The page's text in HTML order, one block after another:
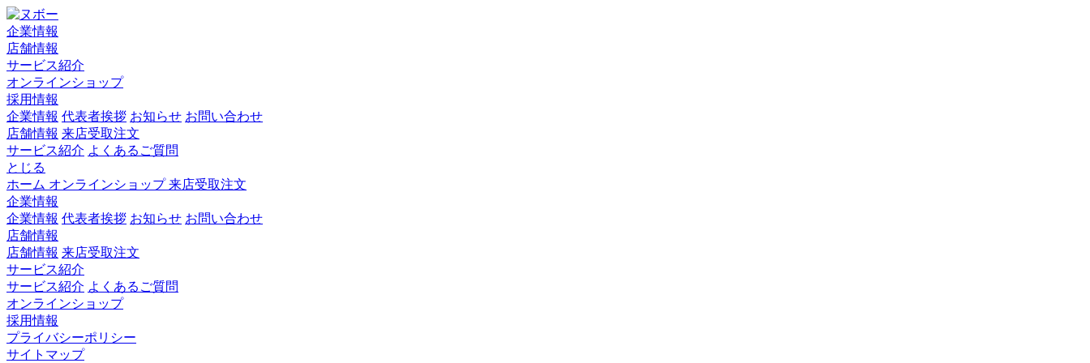
企業情報
店舗情報
サービス紹介
オンラインショップ
採用情報
企業情報 代表者挨拶 お知らせ お問い合わせ
店舗情報 来店受取注文
サービス紹介 よくあるご質問
とじる
ホーム オンラインショップ来店受取注文
企業情報
企業情報 代表者挨拶 お知らせ お問い合わせ
店舗情報
店舗情報 来店受取注文
サービス紹介
サービス紹介 よくあるご質問
オンラインショップ
採用情報
プライバシーポリシー
サイトマップ